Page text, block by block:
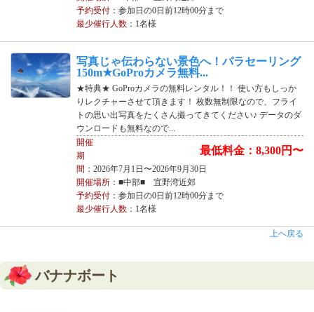
予約受付：参加日の0日前12時00分まで
最少催行人数：1名様
写真じゃ伝わらない景色へ！パラセーリング
150m★GoProカメラ無料...
★特典★ GoProカメラの無料レンタル！！ 使い方もしっか
りレクチャーさせて頂きます！ 枚数無制限なので、フライ
トの思い出写真をたくさん撮ってきてください♪ データのダ
ウンロードも無料なので...
最低料金：8,300円〜
開催
期
間 ：2026年7月1日〜2026年9月30日
開催場所：■中部■ 宜野湾近郊
予約受付：参加日の0日前12時00分まで
最少催行人数：1名様
上へ戻る
バナナボート